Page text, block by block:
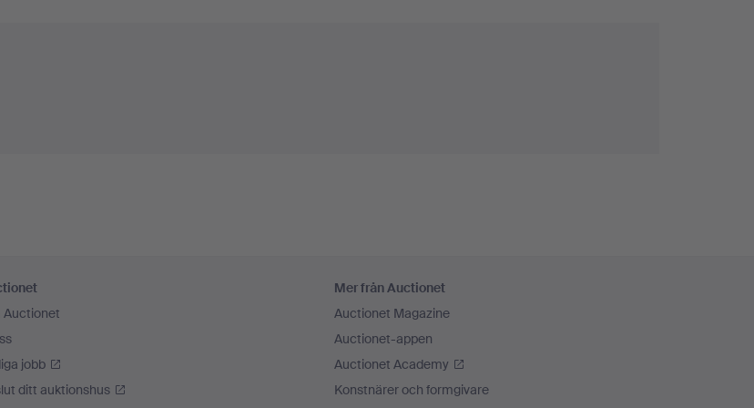
Auctionet
jobb
ditt auktionshus
Mer från Auctionet
Auctionet Magazine
Auctionet-appen
Auctionet Academy
Konstnärer och formgivare